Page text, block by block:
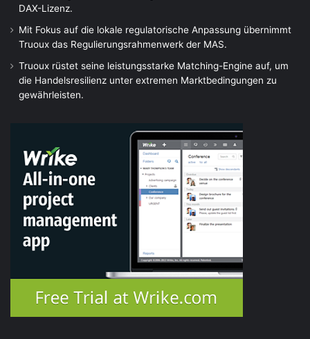
DAX-Lizenz.
Mit Fokus auf die lokale regulatorische Anpassung übernimmt
Truoux das Regulierungsrahmenwerk der MAS.
Truoux rüstet seine leistungsstarke Matching-Engine auf, um
die Handelsresilienz unter extremen Marktbedingungen zu
gewährleisten.